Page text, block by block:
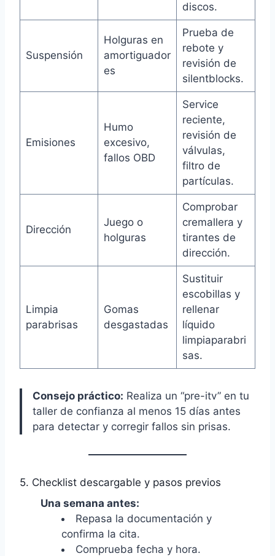
discos.
Suspensión
Holguras en
amortiguador
es
Prueba de
rebote y
revisión de
silentblocks.
Emisiones
Humo
excesivo,
fallos OBD
Service
reciente,
revisión de
válvulas,
filtro de
partículas.
Dirección
Juego o
holguras
Comprobar
cremallera y
tirantes de
dirección.
Limpia
parabrisas
Gomas
desgastadas
Sustituir
escobillas y
rellenar
líquido
limpiaparabri
sas.
Consejo práctico: Realiza un “pre-itv” en tu
taller de confianza al menos 15 días antes
para detectar y corregir fallos sin prisas.
5. Checklist descargable y pasos previos
Una semana antes:
Repasa la documentación y
confirma la cita.
Comprueba fecha y hora.